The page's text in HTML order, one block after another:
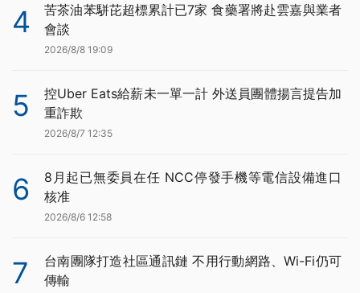
4
苦茶油苯駢芘超標累計已7家 食藥署將赴雲嘉與業者
會談
2026/8/8 19:09
5
控Uber Eats給薪未一單一計 外送員團體揚言提告加
重詐欺
2026/8/7 12:35
6
8月起已無委員在任 NCC停發手機等電信設備進口
核准
2026/8/6 12:58
7
台南團隊打造社區通訊鏈 不用行動網路、Wi-Fi仍可
傳輸